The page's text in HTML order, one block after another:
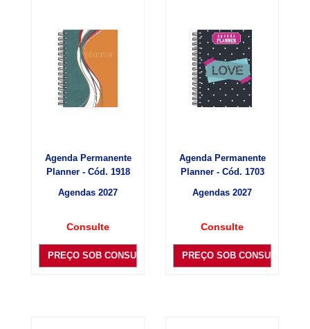
Agenda Permanente
Planner - Cód. 1918
Agendas 2027
Consulte
PREÇO SOB CONSULTA
Agenda Permanente
Planner - Cód. 1703
Agendas 2027
Consulte
PREÇO SOB CONSULTA